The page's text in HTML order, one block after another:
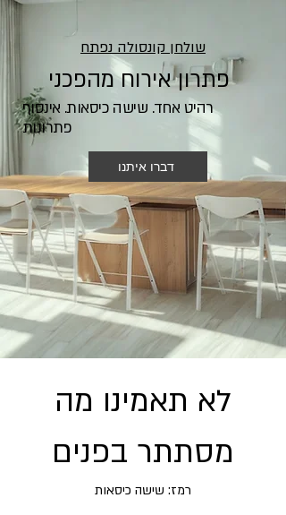
שולחן קונסולה נפתח
פתרון אירוח מהפכני
רהיט אחד. שישה כיסאות. אינסוף
פתרונות
דברו איתנו
לא תאמינו מה
מסתתר בפנים
רמז: שישה כיסאות